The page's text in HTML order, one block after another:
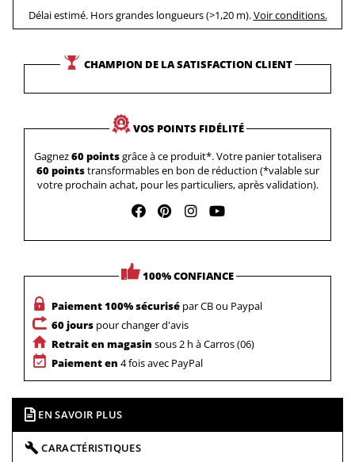
Délai estimé. Hors grandes longueurs (>1,20 m).Voir conditions.
CHAMPION DE LA SATISFACTION CLIENT
VOS POINTS FIDÉLITÉ
Gagnez60 pointsgrâce à ce produit*. Votre panier totalisera
60 pointstransformables en bon de réduction (*valable sur
votre prochain achat, pour les particuliers, après validation).
100% CONFIANCE
Paiement 100% sécurisé par CB ou Paypal
60 jours pour changer d'avis
Retrait en magasin sous 2 h à Carros (06)
Paiement en 4 fois avec PayPal
EN SAVOIR PLUS
CARACTÉRISTIQUES